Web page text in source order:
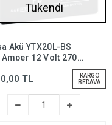
Tükendi
Akü YTX20L-BS
Amper 12 Volt 270
(Bakım
TL
KARGO
BEDAVA